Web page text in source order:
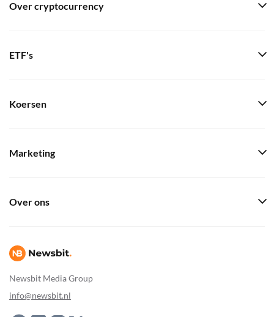
Newsbit Media Group
info@newsbit.nl
Over cryptocurrency
ETF's
Koersen
Marketing
Over ons